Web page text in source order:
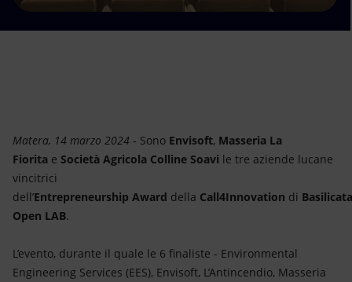
Matera, 14 marzo 2024 - Sono Envisoft, Masseria La
Fiorita e Società Agricola Colline Soavi le tre aziende lucane
vincitrici
dell’Entrepreneurship Award della Call4Innovation di Basilicata
Open LAB.
L’evento, durante il quale le 6 finaliste - Environmental
Engineering Services (EES), Envisoft, L’Antincendio, Masseria